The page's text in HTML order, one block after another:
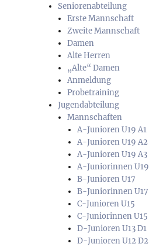
Seniorenabteilung
Erste Mannschaft
Zweite Mannschaft
Damen
Alte Herren
„Alte“ Damen
Anmeldung
Probetraining
Jugendabteilung
Mannschaften
A-Junioren U19 A1
A-Junioren U19 A2
A-Junioren U19 A3
A-Juniorinnen U19
B-Junioren U17
B-Juniorinnen U17
C-Junioren U15
C-Juniorinnen U15
D-Junioren U13 D1
D-Junioren U12 D2